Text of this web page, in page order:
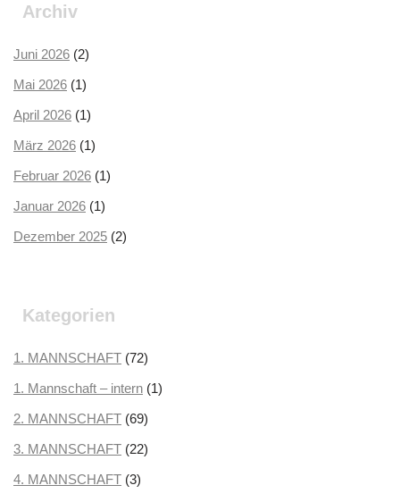
Archiv
Juni 2026 (2)
Mai 2026 (1)
April 2026 (1)
März 2026 (1)
Februar 2026 (1)
Januar 2026 (1)
Dezember 2025 (2)
August 2025
Juli 2025(3)
Juni 2025(1)
Mai 2025(1)
April 2025(3)
März 2025(3)
Kategorien
1. MANNSCHAFT (72)
1. Mannschaft – intern (1)
2. MANNSCHAFT (69)
3. MANNSCHAFT (22)
4. MANNSCHAFT (3)